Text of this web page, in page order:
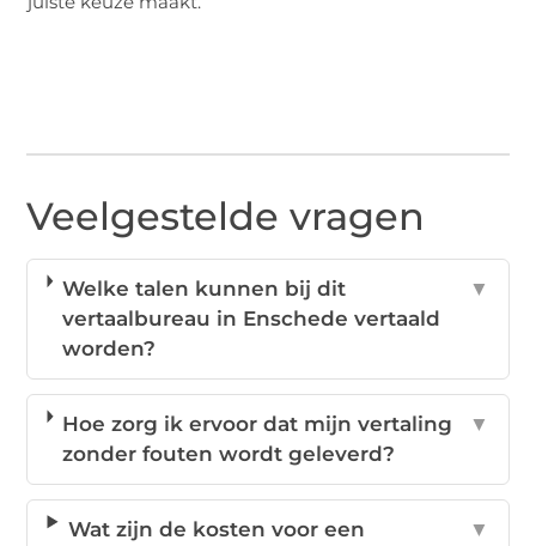
Veelgestelde vragen
Welke talen kunnen bij dit
vertaalbureau in Enschede vertaald
worden?
▼
Hoe zorg ik ervoor dat mijn vertaling
zonder fouten wordt geleverd?
▼
Wat zijn de kosten voor een
▼